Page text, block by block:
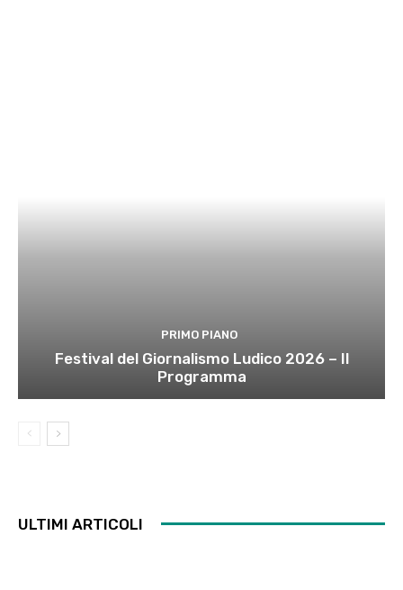
PRIMO PIANO
Festival del Giornalismo Ludico 2026 – Il
Programma
ULTIMI ARTICOLI